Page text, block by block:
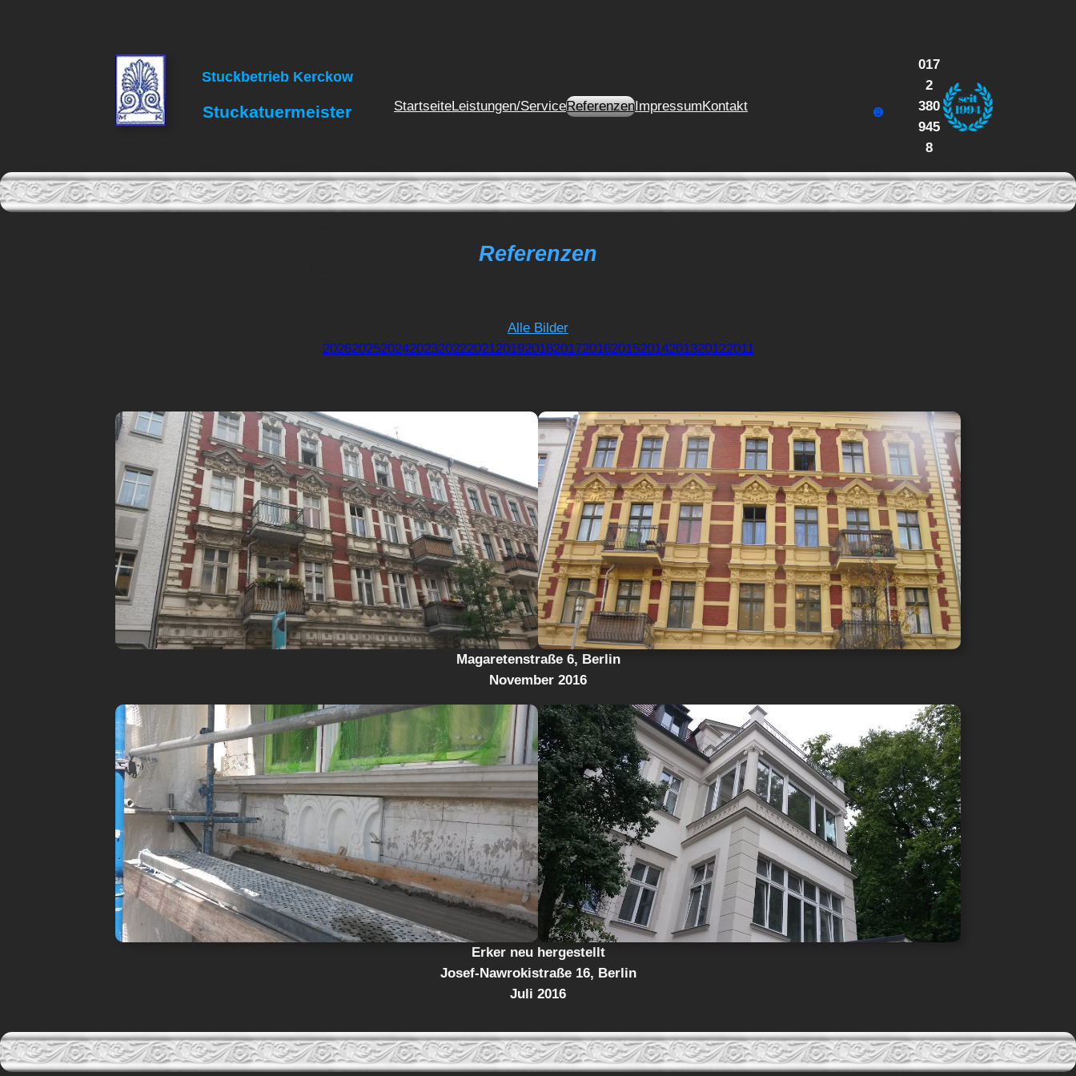
Stuckbetrieb Kerckow
Stuckatuermeister StartseiteLeistungen/ServiceReferenzenImpressumKontakt
017
2
380
945
8
Referenzen
Alle Bilder
202620252024202320222021201920182017201620152014201320122011
Magaretenstraße 6, Berlin
November 2016
Erker neu hergestellt
Josef-Nawrokistraße 16, Berlin
Juli 2016